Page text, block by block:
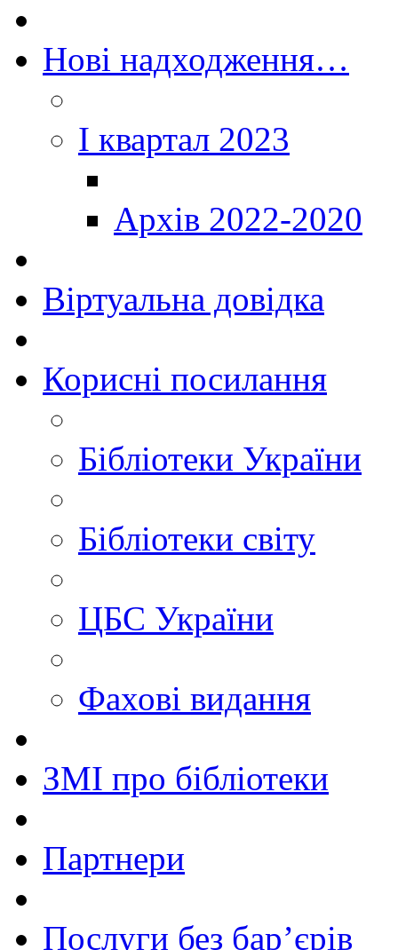
Нові надходження…
I квартал 2023
Архів 2022-2020
Віртуальна довідка
Корисні посилання
Бібліотеки України
Бібліотеки світу
ЦБС України
Фахові видання
ЗМІ про бібліотеки
Партнери
Послуги без бар’єрів